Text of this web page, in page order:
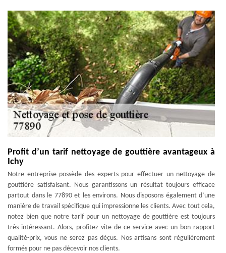
Profit d’un tarif nettoyage de gouttière avantageux à
Ichy
Notre entreprise possède des experts pour effectuer un nettoyage de
gouttière satisfaisant. Nous garantissons un résultat toujours efficace
partout dans le 77890 et les environs. Nous disposons également d’une
manière de travail spécifique qui impressionne les clients. Avec tout cela,
notez bien que notre tarif pour un nettoyage de gouttière est toujours
très intéressant. Alors, profitez vite de ce service avec un bon rapport
qualité-prix, vous ne serez pas déçus. Nos artisans sont régulièrement
formés pour ne pas décevoir nos clients.